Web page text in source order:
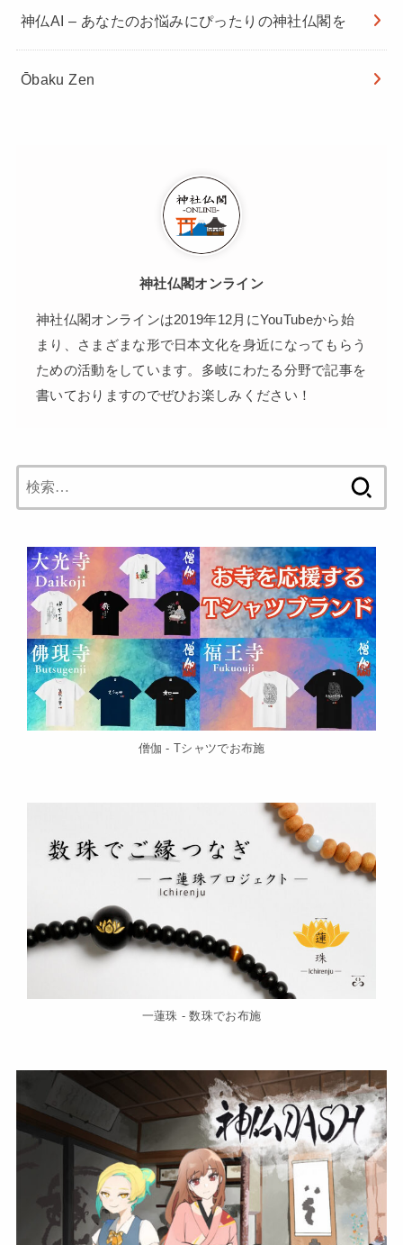
神仏AI – あなたのお悩みにぴったりの神社仏閣を
Ōbaku Zen
神社仏閣オンライン
神社仏閣オンラインは2019年12月にYouTubeから始
まり、さまざまな形で日本文化を身近になってもらう
ための活動をしています。多岐にわたる分野で記事を
書いておりますのでぜひお楽しみください！
索:
僧伽 - Tシャツでお布施
一蓮珠 - 数珠でお布施